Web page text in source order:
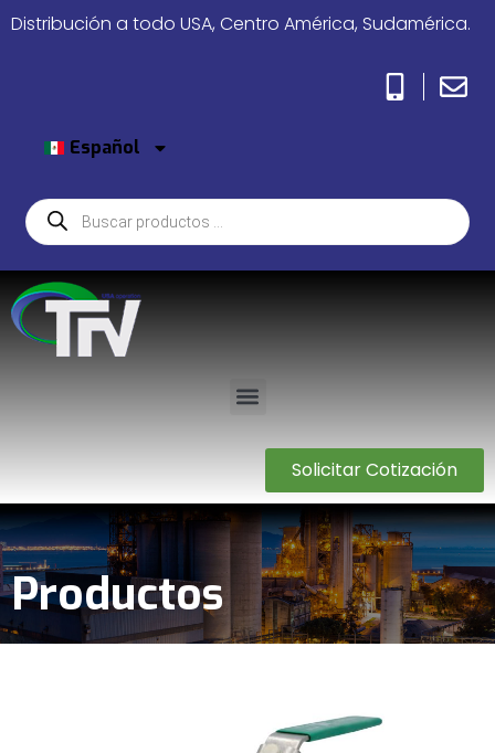
Distribución a todo USA, Centro América, Sudamérica.
Español
Solicitar Cotización
Productos